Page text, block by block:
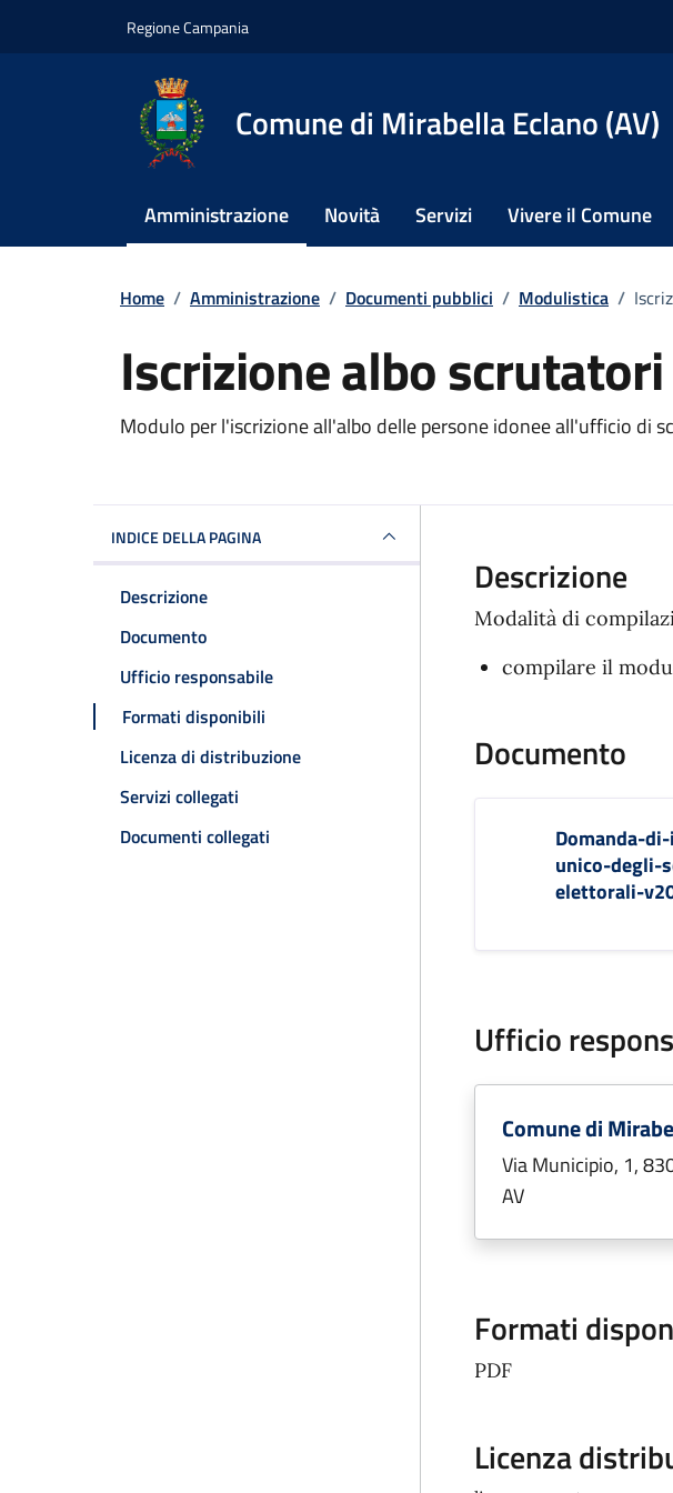
Regione Campania
Comune di Mirabella Eclano (AV)
Amministrazione Novità Servizi Vivere il Comune
Home / Amministrazione / Documenti pubblici / Modulistica /
Iscrizione albo
Dettagli del documento
Modulo per l'iscrizione all'albo delle persone idonee all'ufficio di
INDICE DELLA PAGINA
Descrizione
Documento
Ufficio responsabile
Formati disponibili
Licenza di distribuzione
Servizi collegati
Documenti collegati
Descrizione
Modalità di
compilare il
Documento
Domanda-
unico-degli-
elettorali-
Ufficio
Comune di
Via Municipio, 1,
AV
Formati
PDF
Licenza